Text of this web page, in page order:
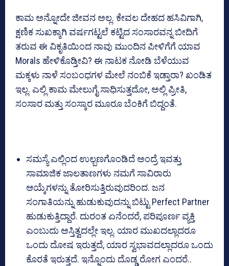
ಕಾಮ ಅನ್ನೋದೇ ಜೀವನ ಅಲ್ಲ. ಕೇವಲ ದೇಹದ ಹಸಿವಿಗಾಗಿ,
ಕ್ಷಣಿಕ ಸುಖಕ್ಕಾಗಿ ವರ್ಷಗಟ್ಟಲೆ ಕಟ್ಟಿದ ಸಂಸಾರವನ್ನ ಬೀದಿಗೆ
ತರುವ ಈ ವಿಕೃತಿಯಿಂದ ನಾವು ಮುಂದಿನ ಪೀಳಿಗೆಗೆ ಯಾವ
Morals ಹೇಳಿಕೊಡ್ತೀವಿ? ಈ ನಾಟಕ ನೋಡಿ ಬೆಳೆಯುವ
ಮಕ್ಕಳು ನಾಳೆ ಸಂಬಂಧಗಳ ಮೇಲೆ ನಂಬಿಕೆ ಇಡ್ತಾರಾ? ಖಂಡಿತ
ಇಲ್ಲ. ಎಲ್ಲಿ ಕಾಮ ಮೇಲುಗೈ ಸಾಧಿಸುತ್ತದೋ, ಅಲ್ಲಿ ಪ್ರೀತಿ,
ಸಂಸಾರ ಮತ್ತು ಸಂಸ್ಕಾರ ಮೂರೂ ಬೆಂಕಿಗೆ ಬಿದ್ದಂತೆ.
ಸಮಸ್ಯೆ ಎಲ್ಲಿಂದ ಉಲ್ಬಣಗೊಂಡಿದೆ ಅಂದ್ರೆ ಇವತ್ತು
ಸಾಮಾಜಿಕ ಜಾಲತಾಣಗಳು ನಮಗೆ ಸಾವಿರಾರು
ಆಯ್ಕೆಗಳನ್ನು ತೋರಿಸುತ್ತಿರುವುದರಿಂದ. ಜನ
ಸಂಗಾತಿಯನ್ನು ಹುಡುಕುವುದನ್ನು ಬಿಟ್ಟು Perfect Partner
ಹುಡುಕುತ್ತಿದ್ದಾರೆ. ದುರಂತ ಏನೆಂದರೆ, ಪರಿಪೂರ್ಣ ವ್ಯಕ್ತಿ
ಎಂಬುದು ಅಸ್ತಿತ್ವದಲ್ಲೇ ಇಲ್ಲ. ಯಾರ ಮುಖದಲ್ಲಾದರೂ
ಒಂದು ದೋಷ ಇರುತ್ತದೆ, ಯಾರ ಸ್ವಭಾವದಲ್ಲಾದರೂ ಒಂದು
ಕೊರತೆ ಇರುತ್ತದೆ. ಇನ್ನೊಂದು ದೊಡ್ಡ ರೋಗ ಎಂದರೆ..